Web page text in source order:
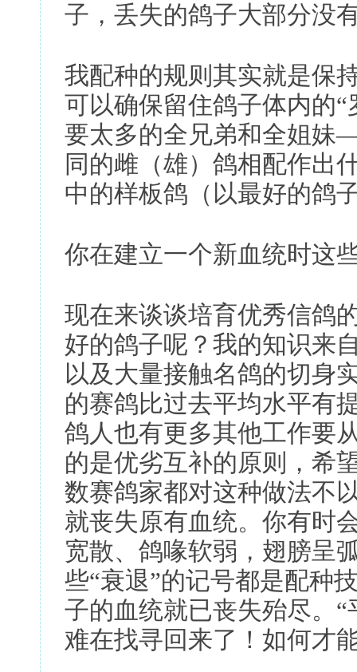
子，丢失的鸽子大部分没
我配种的规则其实就是保
可以确保留住鸽子体内的
要太多的全兄弟和全姐妹
同的雌（雄）鸽相配作出
中的样板鸽（以最好的鸽
你在建立一个新血统时这
现在来谈谈培育优秀信鸽
好的鸽子呢？我的知识来
以及大量接触名鸽的切身
的赛鸽比过去平均水平有
鸽人也有更多其他工作要
的是优劣互补的原则，希
数赛鸽家都对这种做法不
就丧失原有血统。你有时
宽散、鸽喙软弱，翅膀
些“衰退”的记号都是配种
子的血统就已丧失殆尽。
难在找寻回来了！如何才